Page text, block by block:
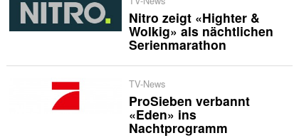
Nitro zeigt «Highter &
Wolkig» als nächtlichen
Serienmarathon
TV-News
ProSieben verbannt
«Eden» ins
Nachtprogramm